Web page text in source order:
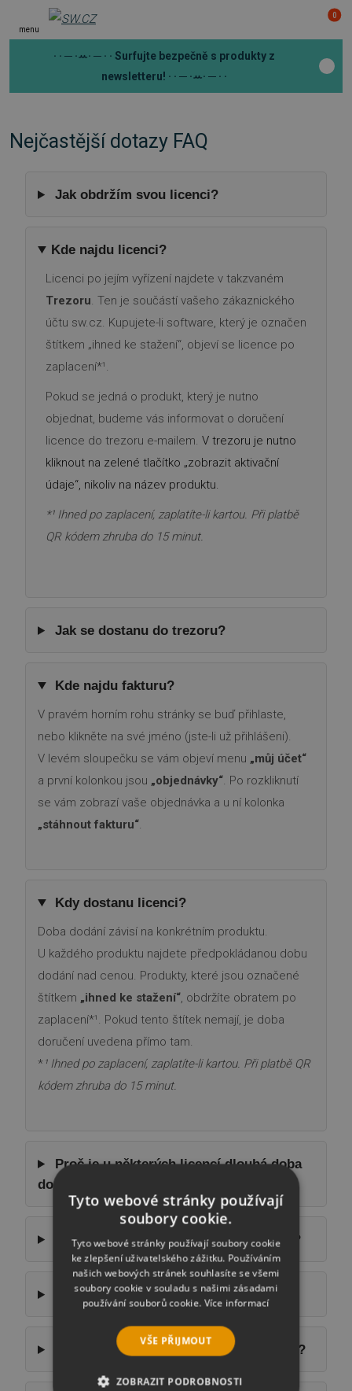
menu
0
· · ─ ·ꕀ· ─ · · Surfujte bezpečně s produkty z
newsletteru! · · ─ ·ꕀ· ─ · ·
Nejčastější dotazy FAQ
Jak obdržím svou licenci?
Kde najdu licenci?
Licenci po jejím vyřízení najdete v takzvaném
Trezoru. Ten je součástí vašeho zákaznického
účtu sw.cz. Kupujete-li software, který je označen
štítkem „ihned ke stažení“, objeví se licence po
zaplacení*¹.
Pokud se jedná o produkt, který je nutno
objednat, budeme vás informovat o doručení
licence do trezoru e-mailem. V trezoru je nutno
kliknout na zelené tlačítko „zobrazit aktivační
údaje“, nikoliv na název produktu.
*¹ Ihned po zaplacení, zaplatíte-li kartou. Při platbě
QR kódem zhruba do 15 minut.
Jak se dostanu do trezoru?
Kde najdu fakturu?
V pravém horním rohu stránky se buď přihlaste,
nebo klikněte na své jméno (jste-li už přihlášeni).
V levém sloupečku se vám objeví menu „můj účet“
a první kolonkou jsou „objednávky“. Po rozkliknutí
se vám zobrazí vaše objednávka a u ní kolonka
„stáhnout fakturu“.
Kdy dostanu licenci?
Doba dodání závisí na konkrétním produktu.
U každého produktu najdete předpokládanou dobu
dodání nad cenou. Produkty, které jsou označené
štítkem „ihned ke stažení“, obdržíte obratem po
zaplacení*¹. Pokud tento štítek nemají, je doba
doručení uvedena přímo tam.
*¹ Ihned po zaplacení, zaplatíte-li kartou. Při platbě QR
kódem zhruba do 15 minut.
Proč je u některých licencí dlouhá doba
dodání?
Jak zjistím, jestli je program v češtině?
Kde si stáhnu program?
Program se mi nelíbí, vrátíte mi peníze?
Tyto webové stránky používají
soubory cookie.
Tyto webové stránky používají soubory cookie
ke zlepšení uživatelského zážitku. Používáním
našich webových stránek souhlasíte se všemi
soubory cookie v souladu s našimi zásadami
používání souborů cookie. Více informací
VŠE PŘIJMOUT
ZOBRAZIT PODROBNOSTI